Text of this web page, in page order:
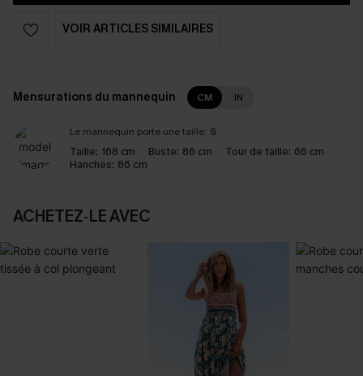
VOIR ARTICLES SIMILAIRES
Mensurations du mannequin CM IN
Le mannequin porte une taille: S
Taille: 168 cm Buste: 86 cm Tour de taille: 66 cm
Hanches: 86 cm
ACHETEZ‑LE AVEC